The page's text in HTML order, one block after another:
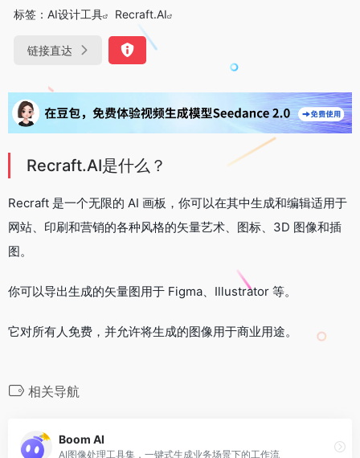
标签： AI设计工具 Recraft.AI
链接直达
Recraft.AI是什么？
Recraft 是一个无限的 AI 画板，你可以在其中生成和编辑适用于
网站、印刷和营销的各种风格的矢量艺术、图标、3D 图像和插
图。
你可以导出生成的矢量图用于 Figma、Illustrator 等。
它对所有人免费，并允许将生成的图像用于商业用途。
相关导航
Boom AI
AI图像处理工具集，一键式生成业务场景下的工作流